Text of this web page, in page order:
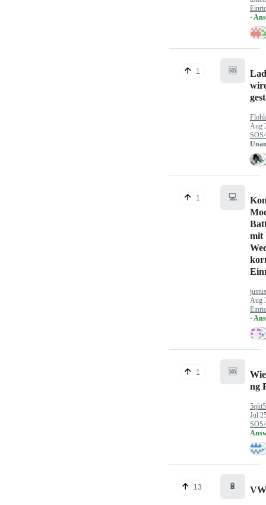
·
1 🆘
Aug
1 💻
mit
Aug
·
1 🆘
ng
Jul
13 🔋